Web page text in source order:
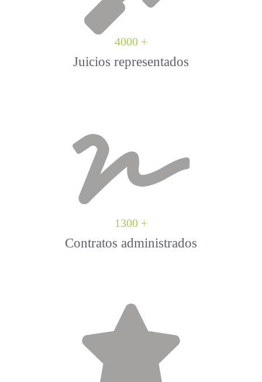
4000 +
Juicios representados
1300 +
Contratos administrados